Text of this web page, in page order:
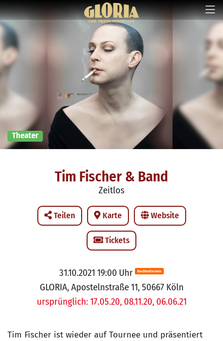
Theater
Tim Fischer & Band
Zeitlos
Teilen Karte Website
Tickets
31.10.2021 19:00 Uhr Nachholtermin
GLORIA, Apostelnstraße 11, 50667 Köln
ursprünglich: 17.05.20, 08.11.20, 06.06.21
Tim Fischer ist wieder auf Tournee und präsentiert